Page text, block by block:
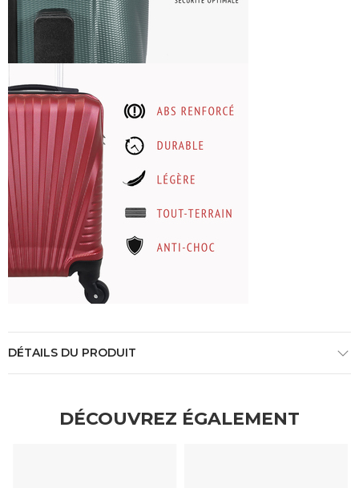
DÉTAILS DU PRODUIT
DÉCOUVREZ ÉGALEMENT